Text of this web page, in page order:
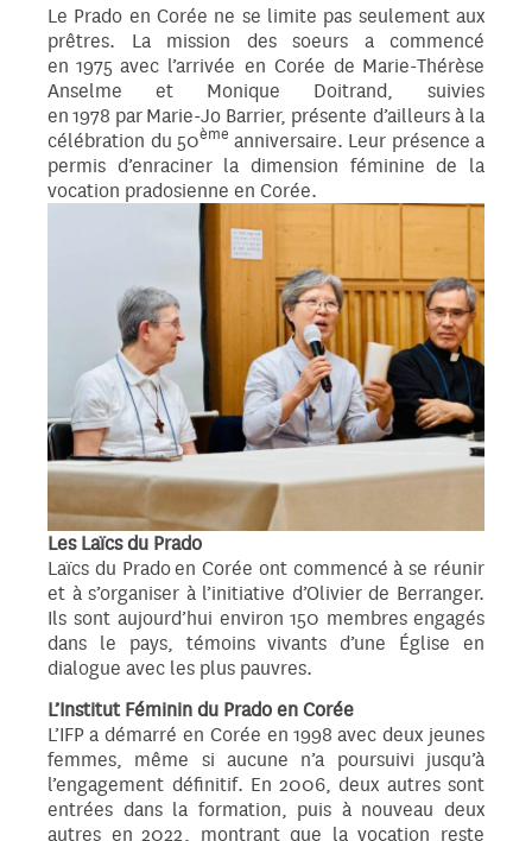
Le Prado en Corée ne se limite pas seulement aux
prêtres. La mission des soeurs a commencé
en 1975 avec l’arrivée en Corée de Marie-Thérèse
Anselme et Monique Doitrand, suivies
en 1978 par Marie-Jo Barrier, présente d’ailleurs à la
célébration du 50ème anniversaire. Leur présence a
permis d’enraciner la dimension féminine de la
vocation pradosienne en Corée.
Les Laïcs du Prado
Laïcs du Prado en Corée ont commencé à se réunir
et à s’organiser à l’initiative d’Olivier de Berranger.
Ils sont aujourd’hui environ 150 membres engagés
dans le pays, témoins vivants d’une Église en
dialogue avec les plus pauvres.
L’Institut Féminin du Prado en Corée
L’IFP a démarré en Corée en 1998 avec deux jeunes
femmes, même si aucune n’a poursuivi jusqu’à
l’engagement définitif. En 2006, deux autres sont
entrées dans la formation, puis à nouveau deux
autres en 2022, montrant que la vocation reste